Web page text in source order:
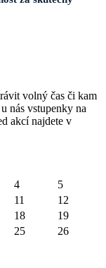
volný čas či kam
nás vstupenky na
akcí najdete v
4
5
11
12
18
19
25
26